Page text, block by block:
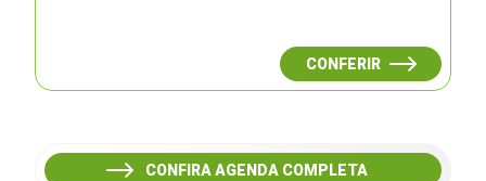
CONFERIR
CONFIRA AGENDA COMPLETA